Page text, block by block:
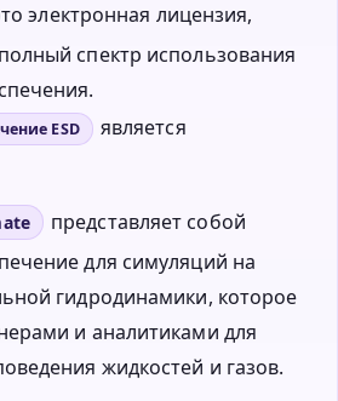
электронная лицензия,
спектр использования
ESD
является
представляет собой
для симуляций на
гидродинамики, которое
и аналитиками для
жидкостей и газов.